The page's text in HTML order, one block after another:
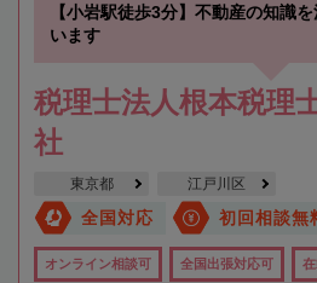
【小岩駅徒歩3分】不動産の知識
います
税理士法人根本税理
社
東京都 江戸川区
全国対応 初回相談無
オンライン相談可 全国出張対応可